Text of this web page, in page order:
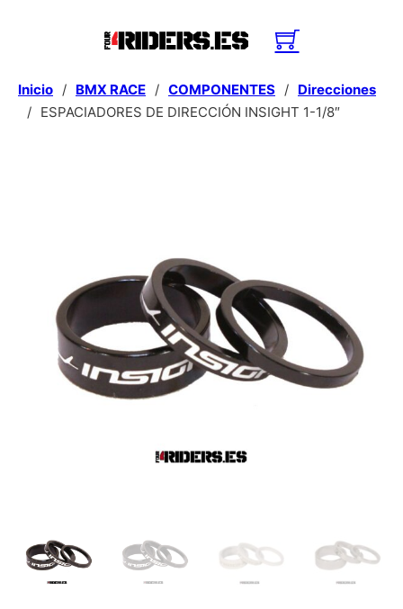
Inicio / BMX RACE / COMPONENTES / Direcciones
/ ESPACIADORES DE DIRECCIÓN INSIGHT 1-1/8″